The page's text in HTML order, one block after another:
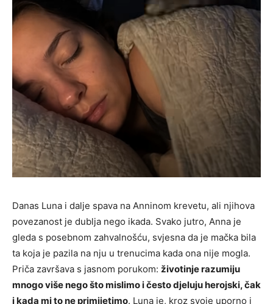
Danas Luna i dalje spava na Anninom krevetu, ali njihova
povezanost je dublja nego ikada. Svako jutro, Anna je
gleda s posebnom zahvalnošću, svjesna da je mačka bila
ta koja je pazila na nju u trenucima kada ona nije mogla.
Priča završava s jasnom porukom: životinje razumiju
mnogo više nego što mislimo i često djeluju herojski, čak
i kada mi to ne primijetimo. Luna je, kroz svoje uporno i